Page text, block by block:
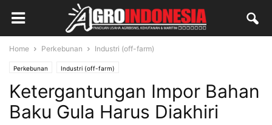
Home Perkebunan Industri (off-farm)
Perkebunan Industri (off-farm)
Ketergantungan Impor Bahan
Baku Gula Harus Diakhiri